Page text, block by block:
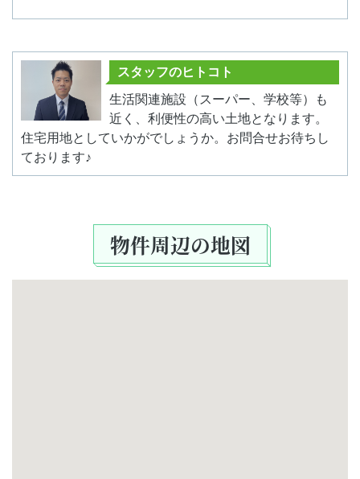
スタッフのヒトコト
生活関連施設（スーパー、学校等）も
近く、利便性の高い土地となります。
住宅用地としていかがでしょうか。お問合せお待ちし
ております♪
物件周辺の地図